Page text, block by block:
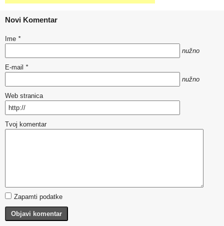
Novi Komentar
Ime *
nužno
E-mail *
nužno
Web stranica
Tvoj komentar
Zapamti podatke
Objavi komentar